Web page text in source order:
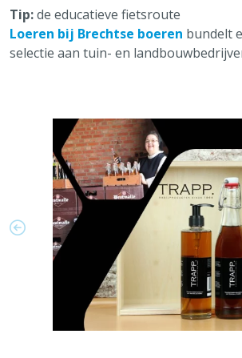
Tip:de educatieve fietsroute
Loeren bij Brechtse boeren bundelt
selectie aan tuin- en